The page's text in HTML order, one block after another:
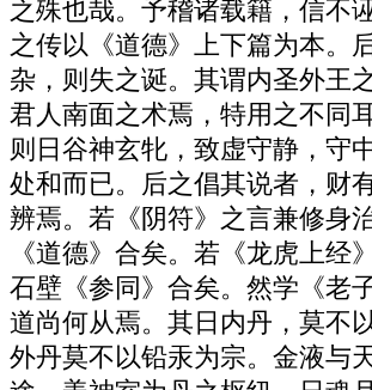
之殊也哉。予稽诸载籍，信不
之传以《道德》上下篇为本。
杂，则失之诞。其谓内圣外王
君人南面之术焉，特用之不同
则日谷神玄牝，致虚守静，守
处和而已。后之倡其说者，财
辨焉。若《阴符》之言兼修身
《道德》合矣。若《龙虎上经
石壁《参同》合矣。然学《老
道尚何从焉。其日内丹，莫不
外丹莫不以铅汞为宗。金液与